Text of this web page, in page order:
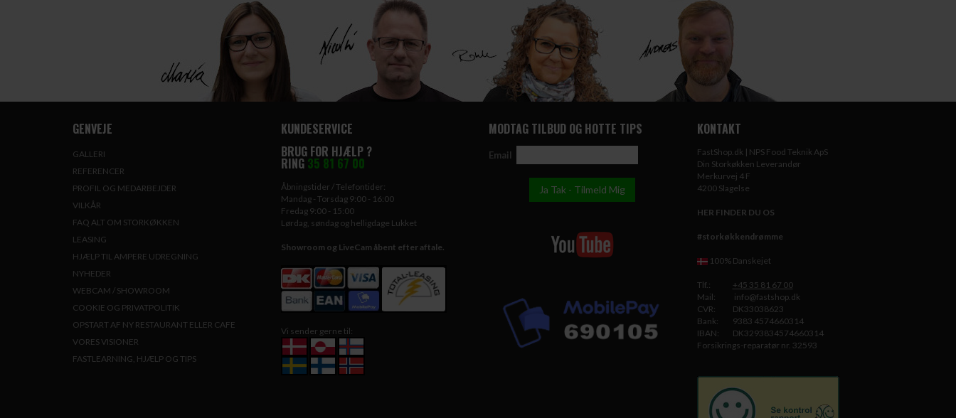
GENVEJE
GALLERI
REFERENCER
PROFIL OG MEDARBEJDER
VILKÅR
FAQ ALT OM STORKØKKEN
LEASING
HJÆLP TIL AMPERE UDREGNING
NYHEDER
WEBCAM / SHOWROOM
COOKIE OG PRIVATPOLITIK
OPSTART AF NY RESTAURANT ELLER CAFE
VORES VISIONER
FASTLEARNING, HJÆLP OG TIPS
KUNDESERVICE
BRUG FOR HJÆLP ?
RING 35 81 67 00
Åbningstider / Telefontider:
Mandag - Torsdag 9:00 - 16:00
Fredag 9:00 - 15:00
Lørdag, søndag og helligdage Lukket
Showroom og LiveCam åbent efter aftale.
Vi sender gerne til:
MODTAG TILBUD OG HOTTE TIPS
Email
KONTAKT
FastShop.dk | NPS Food Teknik ApS
Din Storkøkken Leverandør
Merkurvej 4 F
4200 Slagelse
HER FINDER DU OS
#storkøkkendrømme
100% Danskejet
Tlf.:
+45 35 81 67 00
Mail:
info@fastshop.dk
CVR:
DK33038623
Bank:
9383 4574660314
IBAN:
DK3293834574660314
Forsikrings-reparatør nr. 32593